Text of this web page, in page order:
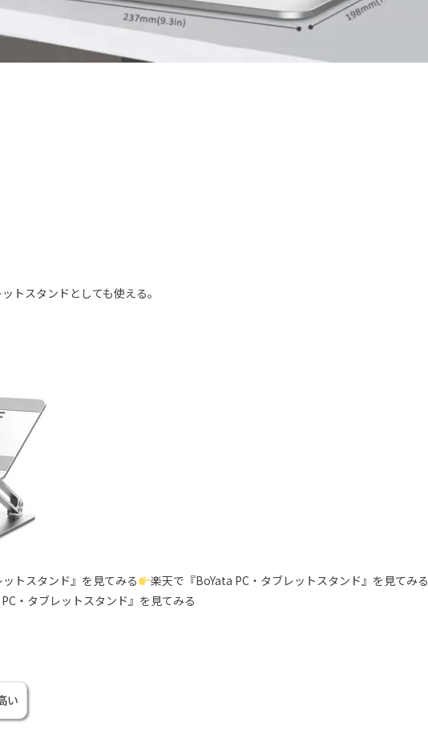
トスタンドとしても使える。
トスタンド』を見てみる
楽天で『BoYata PC・タブレットスタンド』を見てみる
・タブレットスタンド』を見てみる
い